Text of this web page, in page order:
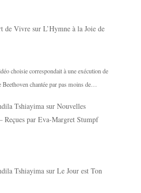
de Vivresur L’Hymne à la Joie de
choisie correspondait à une exécution de
Beethoven chantée par pas moins de…
Tshiayimasur Nouvelles
Reçues par Eva-Margret Stumpf
Tshiayimasur Le Jour est Ton